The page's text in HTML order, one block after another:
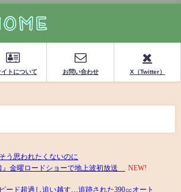
イトについて お問い合わせ X（Twitter）